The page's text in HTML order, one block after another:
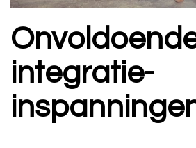
integratie-